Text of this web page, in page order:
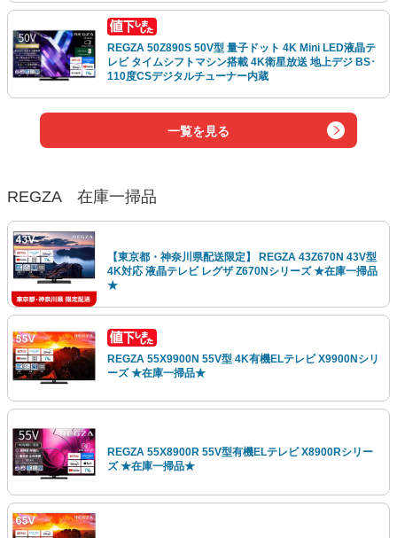
REGZA 50Z890S 50V型 量子ドット 4K Mini LED液晶テ
レビ タイムシフトマシン搭載 4K衛星放送 地上デジ BS･
110度CSデジタルチューナー内蔵
一覧を見る
REGZA 在庫一掃品
【東京都・神奈川県配送限定】 REGZA 43Z670N 43V型
4K対応 液晶テレビ レグザ Z670Nシリーズ ★在庫一掃品
★
REGZA 55X9900N 55V型 4K有機ELテレビ X9900Nシリ
ーズ ★在庫一掃品★
REGZA 55X8900R 55V型有機ELテレビ X8900Rシリー
ズ ★在庫一掃品★